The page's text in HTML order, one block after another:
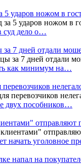
5 ударов ножом в
суд дело о…
7 дней отдали
как минимум на…
двух пособников…
отправляют
начать уголовное
напал на